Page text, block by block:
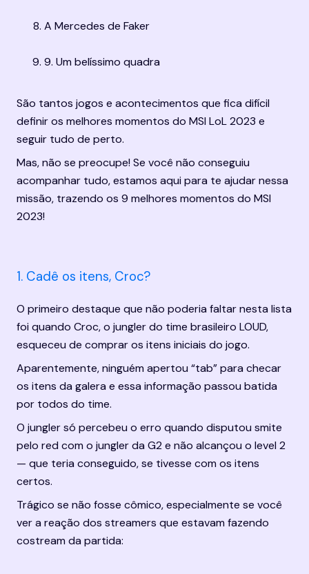
A Mercedes de Faker
9. Um belíssimo quadra
São tantos jogos e acontecimentos que fica difícil
definir os melhores momentos do MSI LoL 2023 e
seguir tudo de perto.
Mas, não se preocupe! Se você não conseguiu
acompanhar tudo, estamos aqui para te ajudar nessa
missão, trazendo os 9 melhores momentos do MSI
2023!
1. Cadê os itens, Croc?
O primeiro destaque que não poderia faltar nesta lista
foi quando Croc, o jungler do time brasileiro LOUD,
esqueceu de comprar os itens iniciais do jogo.
Aparentemente, ninguém apertou “tab” para checar
os itens da galera e essa informação passou batida
por todos do time.
O jungler só percebeu o erro quando disputou smite
pelo red com o jungler da G2 e não alcançou o level 2
— que teria conseguido, se tivesse com os itens
certos.
Trágico se não fosse cômico, especialmente se você
ver a reação dos streamers que estavam fazendo
costream da partida: